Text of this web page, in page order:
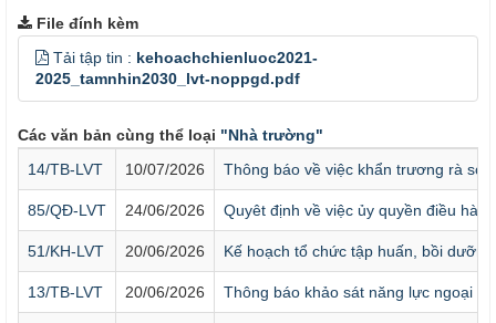
File đính kèm
Tải tập tin : kehoachchienluoc2021-
2025_tamnhin2030_lvt-noppgd.pdf
Các văn bản cùng thể loại "Nhà trường"
14/TB-LVT
10/07/2026 Thông báo về việc khẩn trương rà
85/QĐ-LVT 24/06/2026 Quyêt định về việc ủy quyền điều
51/KH-LVT 20/06/2026 Kế hoạch tổ chức tập huấn, bồi
13/TB-LVT 20/06/2026 Thông báo khảo sát năng lực ngoại